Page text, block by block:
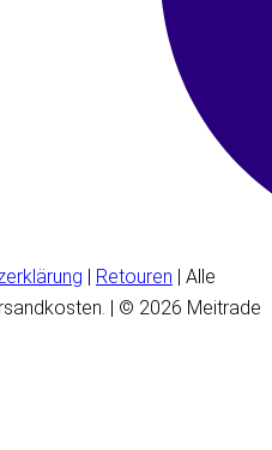
| Retouren | Alle
| © 2026 Meitrade